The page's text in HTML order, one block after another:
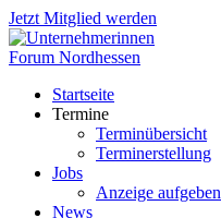
Jetzt Mitglied werden
Startseite
Termine
Terminübersicht
Terminerstellung
Jobs
Anzeige aufgeben
News